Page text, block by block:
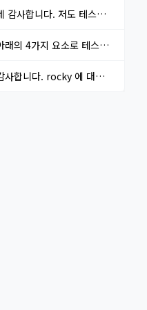
네 감사합니다. 저도 테스트 중 입니다.
아래의 4가지 요소로 테스트를 해보고자 하고 있습니다. 결과가 나오...
감사합니다. rocky 에 대한 local repo는 구성해 두었습니다.